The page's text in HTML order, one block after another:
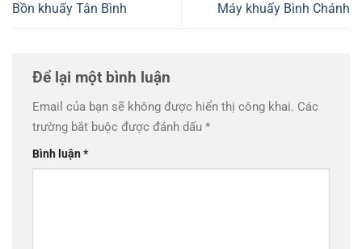
Bồn khuấy Tân Bình Máy khuấy Bình Chánh
Để lại một bình luận
Email của bạn sẽ không được hiển thị công khai. Các
trường bắt buộc được đánh dấu *
Bình luận*